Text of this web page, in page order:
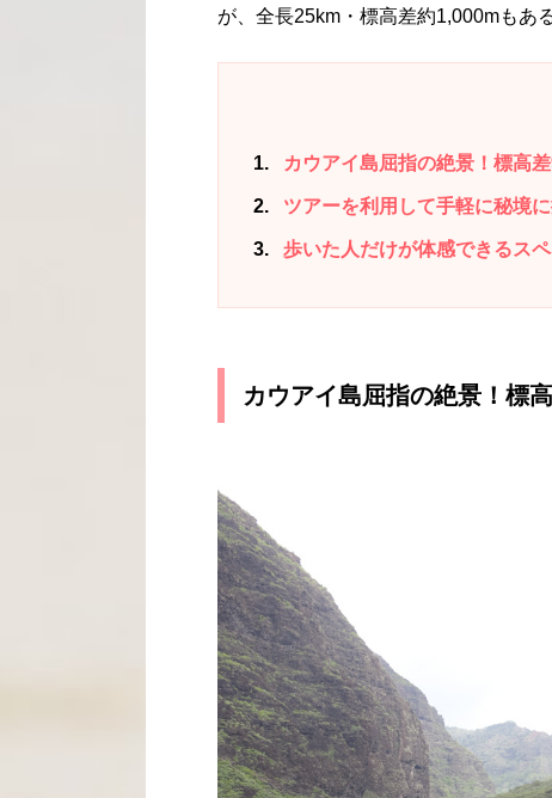
が、全長25km・標高差約1,000mもあ
1 カウアイ島屈指の絶景！標高
2 ツアーを利用して手軽に秘境
3 歩いた人だけが体感できるス
カウアイ島屈指の絶景！標